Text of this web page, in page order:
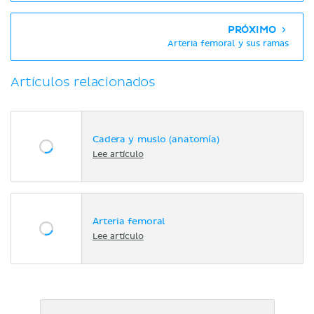
PRÓXIMO
Arteria femoral y sus ramas
Artículos relacionados
Cadera y muslo (anatomía)
Lee artículo
Arteria femoral​
Lee artículo